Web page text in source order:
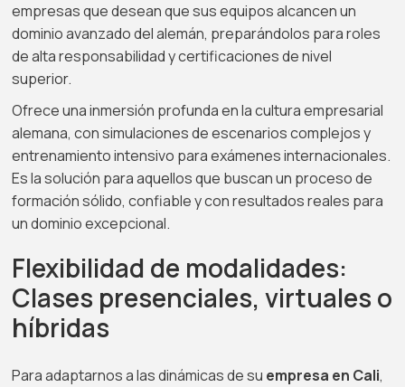
empresas que desean que sus equipos alcancen un
dominio avanzado del alemán, preparándolos para roles
de alta responsabilidad y certificaciones de nivel
superior.
Ofrece una inmersión profunda en la cultura empresarial
alemana, con simulaciones de escenarios complejos y
entrenamiento intensivo para exámenes internacionales.
Es la solución para aquellos que buscan un proceso de
formación sólido, confiable y con resultados reales para
un dominio excepcional.
Flexibilidad de modalidades:
Clases presenciales, virtuales o
híbridas
Para adaptarnos a las dinámicas de su empresa en Cali,